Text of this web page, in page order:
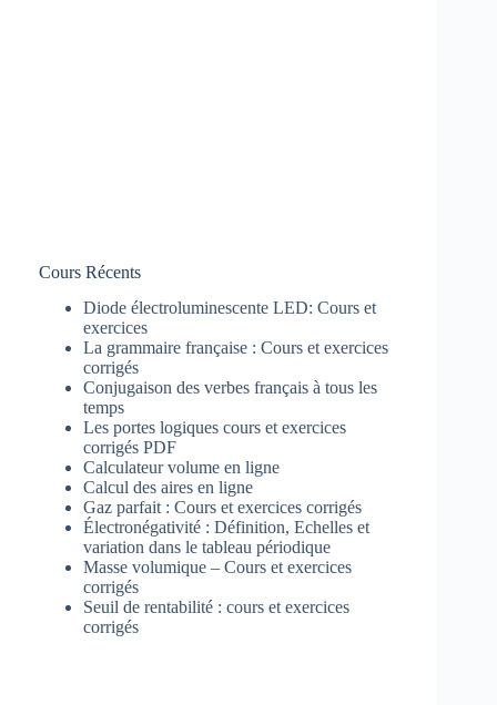
Cours Récents
Diode électroluminescente LED: Cours et
exercices
La grammaire française : Cours et exercices
corrigés
Conjugaison des verbes français à tous les
temps
Les portes logiques cours et exercices
corrigés PDF
Calculateur volume en ligne
Calcul des aires en ligne
Gaz parfait : Cours et exercices corrigés
Électronégativité : Définition, Echelles et
variation dans le tableau périodique
Masse volumique – Cours et exercices
corrigés
Seuil de rentabilité : cours et exercices
corrigés